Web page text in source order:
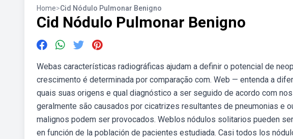
Home>Cid Nódulo Pulmonar Benigno
Cid Nódulo Pulmonar Benigno
Webas características radiográficas ajudam a definir o potencial de
crescimento é determinada por comparação com. Web — entenda a
quais suas origens e qual diagnóstico a ser seguido de acordo com
geralmente são causados por cicatrizes resultantes de pneumonias e
malignos podem ser provocados. Weblos nódulos solitarios pueden
en función de la población de pacientes estudiada. Casi todos los